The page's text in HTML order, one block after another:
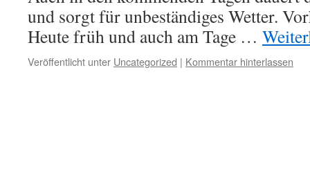
und sorgt für unbeständiges Wetter.
Heute früh und auch am Tage …
Veröffentlicht unter Uncategorized | Kommentar hinterlassen